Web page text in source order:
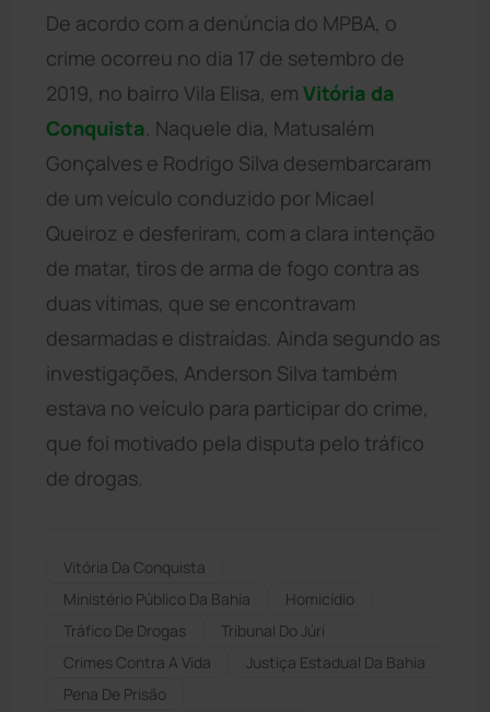
De acordo com a denúncia do MPBA, o
crime ocorreu no dia 17 de setembro de
2019, no bairro Vila Elisa, em Vitória da
Conquista . Naquele dia, Matusalém
Gonçalves e Rodrigo Silva desembarcaram
de um veículo conduzido por Micael
Queiroz e desferiram, com a clara intenção
de matar, tiros de arma de fogo contra as
duas vítimas, que se encontravam
desarmadas e distraídas. Ainda segundo as
investigações, Anderson Silva também
estava no veículo para participar do crime,
que foi motivado pela disputa pelo tráfico
de drogas.
Vitória Da Conquista
Ministério Público Da Bahia
Homicídio
Tráfico De Drogas
Tribunal Do Júri
Crimes Contra A Vida
Justiça Estadual Da Bahia
Pena De Prisão